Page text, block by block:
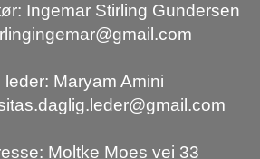
Ingemar Stirling Gundersen
leder: Maryam Amini
Moltke Moes vei 33